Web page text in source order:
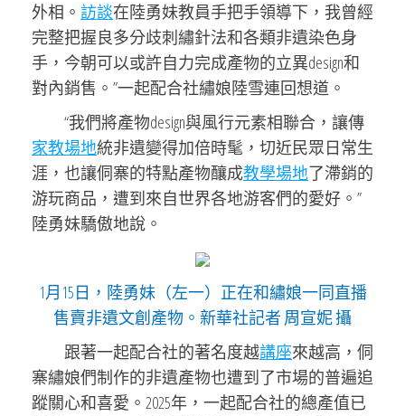
外相。 訪談在陸勇妹教員手把手領導下，我曾經
完整把握良多分歧刺繡針法和各類非遺染色身
手，今朝可以或許自力完成產物的立異design和
對內銷售。”一起配合社繡娘陸雪連回想道。
“我們將產物design與風行元素相聯合，讓傳
家教場地統非遺變得加倍時髦，切近民眾日常生
涯，也讓侗寨的特點產物釀成教學場地了滯銷的
游玩商品，遭到來自世界各地游客們的愛好。”
陸勇妹驕傲地說。
1月15日，陸勇妹（左一）正在和繡娘一同直播
售賣非遺文創產物。新華社記者 周宣妮 攝
跟著一起配合社的著名度越講座來越高，侗
寨繡娘們制作的非遺產物也遭到了市場的普遍追
蹤關心和喜愛。2025年，一起配合社的總產值已